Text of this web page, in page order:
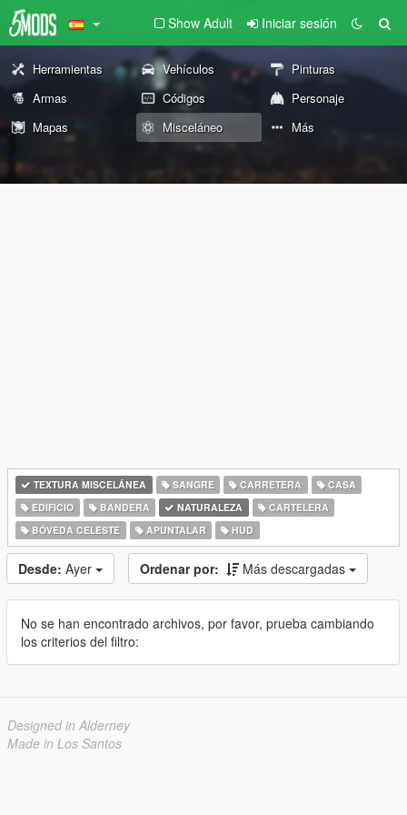
Show Adult Iniciar sesión
Herramientas Vehículos
Pinturas
Armas
Códigos
Personaje
Mapas
Misceláneo Más
TEXTURA MISCELÁNEA SANGRE CARRETERA
CASA
EDIFICIO
BANDERA NATURALEZA
CARTELERA
BÓVEDA CELESTE
APUNTALAR HUD
Desde: Ayer Ordenar por: Más descargadas
No se han encontrado archivos, por favor, prueba cambiando
los criterios del filtro:
Designed in Alderney
Made in Los Santos